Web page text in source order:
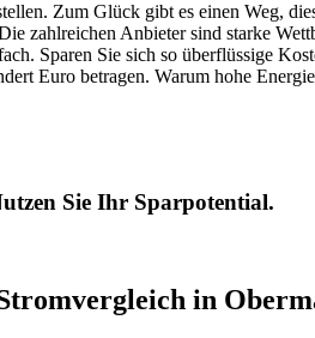
Zum Glück gibt es einen Weg,
zahlreichen Anbieter sind starke
Sparen Sie sich so überflüssige
Euro betragen. Warum hohe
Sie Ihr Sparpotential.
in